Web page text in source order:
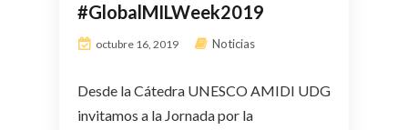
#GlobalMILWeek2019
octubre 16, 2019 Noticias
Desde la Cátedra UNESCO AMIDI UDG
invitamos a la Jornada por la